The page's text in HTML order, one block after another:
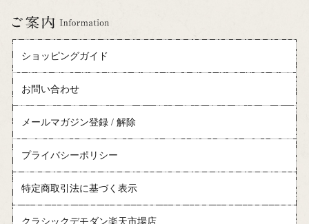
ショッピングガイド
お問い合わせ
メールマガジン登録 / 解除
プライバシーポリシー
特定商取引法に基づく表示
クラシックデモダン楽天市場店